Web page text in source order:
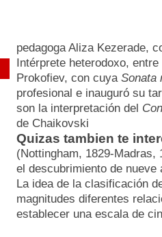
pedagoga Aliza Kezerade,
Intérprete heterodoxo,
Prokofiev, con cuya Sonata
profesional e inauguró su
son la interpretación del
de Chaikovski
Quizas tambien te
(Nottingham, 1829-Madras,
el descubrimiento de
La idea de la clasificación
magnitudes diferentes
establecer una escala de